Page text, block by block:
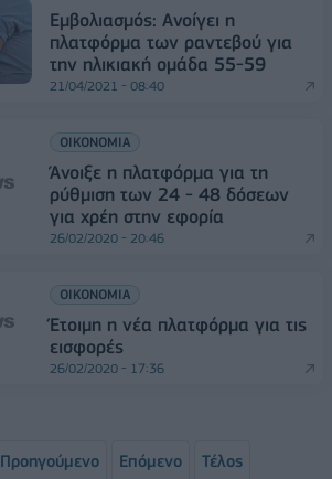
Εμβολιασμός: Ανοίγει η
πλατφόρμα των ραντεβού για
την ηλικιακή ομάδα 55-59
21/04/2021 - 08:40
ΟΙΚΟΝΟΜΙΑ
Άνοιξε η πλατφόρμα για τη
ρύθμιση των 24 - 48 δόσεων
για χρέη στην εφορία
26/02/2020 - 20:46
ΟΙΚΟΝΟΜΙΑ
Έτοιμη η νέα πλατφόρμα για τις
εισφορές
26/02/2020 - 17:36
Προηγούμενο Επόμενο Τέλος